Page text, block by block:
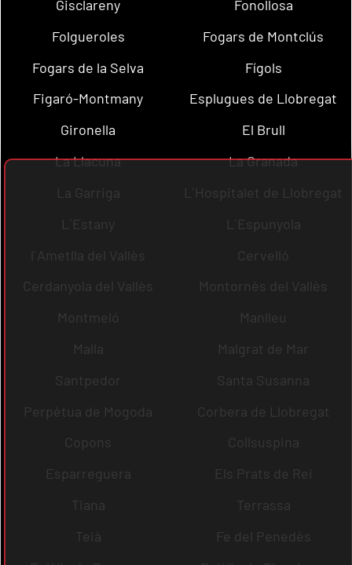
Gisclareny
Fonollosa
Folgueroles
Fogars de Montclús
Fogars de la Selva
Fígols
Figaró-Montmany
Esplugues de Llobregat
Gironella
El Brull
La Llacuna
La Granada
La Garriga
L´Hospitalet de Llobregat
L´Estany
L´Espunyola
l´Ametlla del Vallès
Cervelló
Cerdanyola del Vallès
Montornès del Vallès
Montmeló
Manlleu
Malla
Malgrat de Mar
Santpedor
Santa Susanna
Perpètua de Mogoda
Corbera de Llobregat
Copons
Collsuspina
Esparreguera
Els Prats de Rei
Tiana
Terrassa
Teià
Fe del Penedès